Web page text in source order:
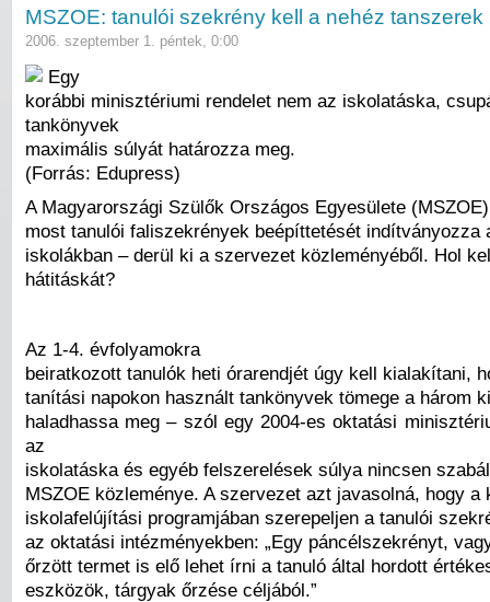
MSZOE: tanulói szekrény kell a nehéz tanszerek
2006. szeptember 1. péntek, 0:00
Egy
korábbi minisztériumi rendelet nem az iskolatáska,
tankönyvek
maximális súlyát határozza meg.
(Forrás: Edupress)
A Magyarországi Szülők Országos Egyesülete (MSZOE)
most tanulói faliszekrények beépíttetését indítványozza
iskolákban – derül ki a szervezet közleményéből. Hol
hátitáskát?
Az 1-4. évfolyamokra
beiratkozott tanulók heti órarendjét úgy kell kialakítani,
tanítási napokon használt tankönyvek tömege a három
haladhassa meg – szól egy 2004-es oktatási
az
iskolatáska és egyéb felszerelések súlya nincsen
MSZOE közleménye. A szervezet azt javasolná, hogy a
iskolafelújítási programjában szerepeljen a tanulói
az oktatási intézményekben: „Egy páncélszekrényt,
őrzött termet is elő lehet írni a tanuló által hordott
eszközök, tárgyak őrzése céljából.”